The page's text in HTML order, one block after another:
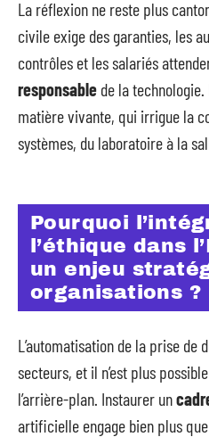
La réflexion ne reste plus
civile exige des garanties, les
contrôles et les salariés
responsable de la technologie.
matière vivante, qui irrigue la
systèmes, du laboratoire à la
Pourquoi
l’éthique dans
un enjeu
organisations ?
L’automatisation de la prise de
secteurs, et il n’est plus
l’arrière-plan. Instaurer un
artificielle engage bien plus